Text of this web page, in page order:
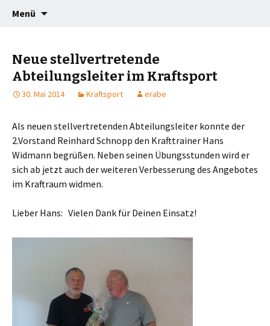
TSG Maisach
Willkommen auf der Vereinshomepage
Menü
Neue stellvertretende
Abteilungsleiter im Kraftsport
30. Mai 2014 Kraftsport erabe
Als neuen stellvertretenden Abteilungsleiter konnte der
2.Vorstand Reinhard Schnopp den Krafttrainer Hans
Widmann begrüßen. Neben seinen Übungsstunden wird er
sich ab jetzt auch der weiteren Verbesserung des Angebotes
im Kraftraum widmen.
Lieber Hans: Vielen Dank für Deinen Einsatz!